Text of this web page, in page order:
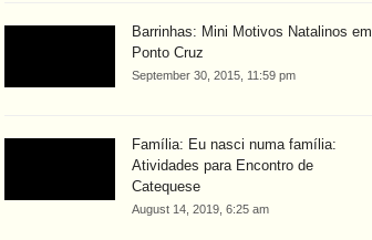
Barrinhas: Mini Motivos Natalinos em
Ponto Cruz
September 30, 2015, 11:59 pm
Família: Eu nasci numa família:
Atividades para Encontro de
Catequese
August 14, 2019, 6:25 am